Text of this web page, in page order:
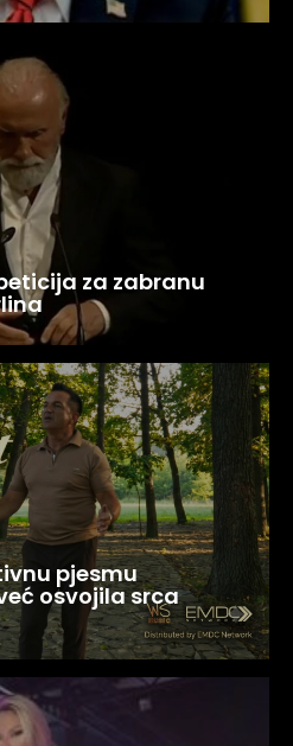
za zabranu
pjesmu
osvojila srca